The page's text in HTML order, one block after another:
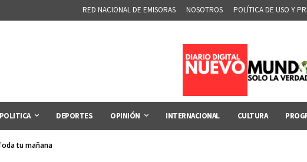
RED NACIONAL DE EMISORAS NOSOTROS POLÍTICA DE USO Y
POLITICA DEPORTES OPINIÓN INTERNACIONAL CULTURA
tu mañana